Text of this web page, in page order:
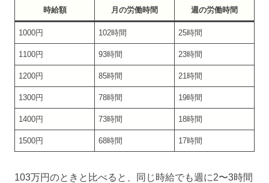
時給額 月の労働時間 週の労働時間
1000円 102時間 25時間
1100円 93時間 23時間
1200円 85時間 21時間
1300円 78時間 19時間
1400円 73時間 18時間
1500円 68時間 17時間
103万円のときと比べると、同じ時給でも週に2〜3時間